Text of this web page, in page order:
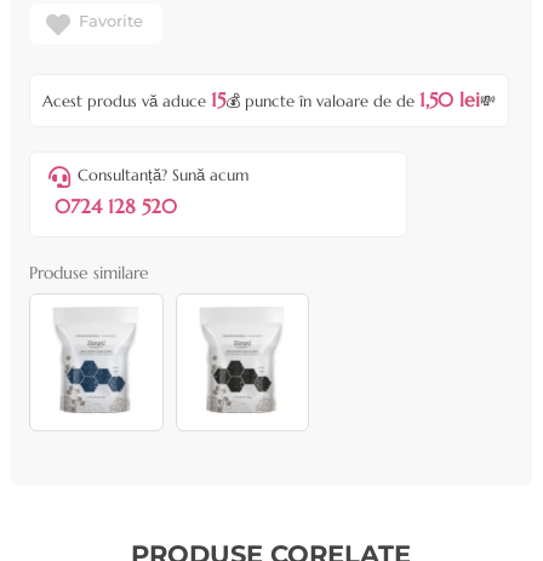
Favorite
Acest produs vă aduce 15💰 puncte în valoare de de 1,50 lei💸
Consultanță? Sună acum
0724 128 520
Produse similare
PRODUSE CORELATE